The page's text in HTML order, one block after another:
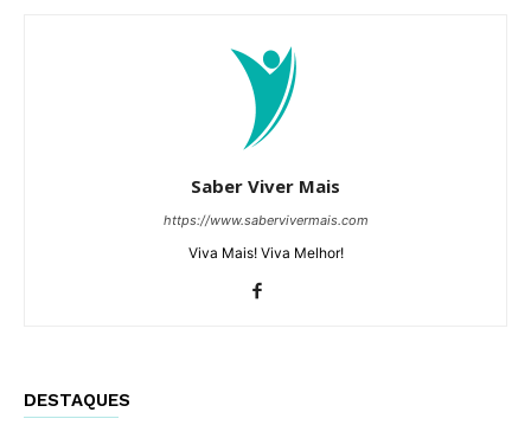
Saber Viver Mais
https://www.sabervivermais.com
Viva Mais! Viva Melhor!
DESTAQUES